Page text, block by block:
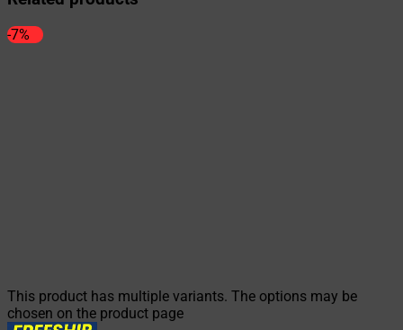
-7%
This product has multiple variants. The options may be
chosen on the product page